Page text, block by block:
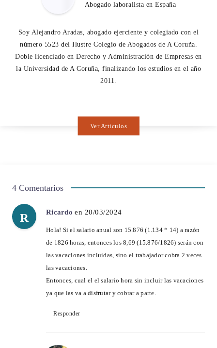
Abogado laboralista en España
Soy Alejandro Aradas, abogado ejerciente y colegiado con el
número 5523 del Ilustre Colegio de Abogados de A Coruña.
Doble licenciado en Derecho y Administración de Empresas en
la Universidad de A Coruña, finalizando los estudios en el año
2011.
Ver Artículos
4 Comentarios
R Ricardo en 20/03/2024
Hola! Si el salario anual son 15.876 (1.134 * 14) a razón
de 1826 horas, entonces los 8,69 (15.876/1826) serán con
las vacaciones incluidas, sino el trabajador cobra 2 veces
las vacaciones.
Entonces, cual el el salario hora sin incluir las vacaciones
ya que las va a disfrutar y cobrar a parte.
Responder